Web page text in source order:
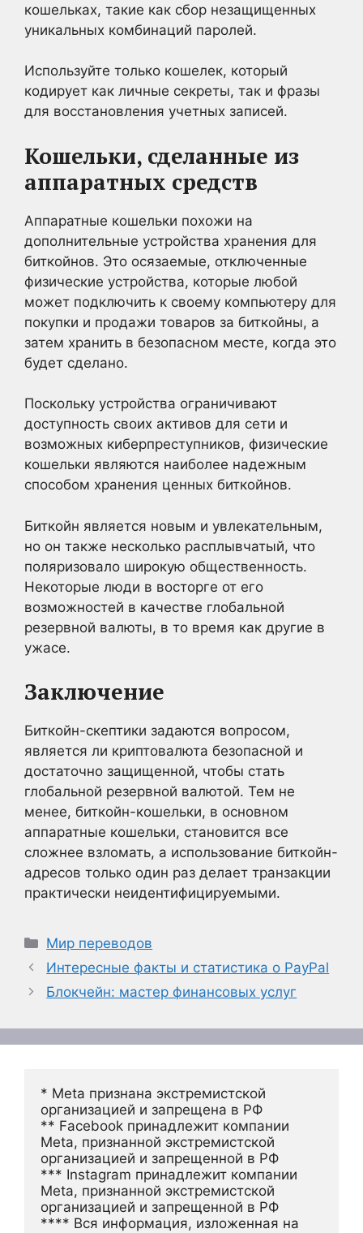
кошельках, такие как сбор незащищенных
уникальных комбинаций паролей.
Используйте только кошелек, который
кодирует как личные секреты, так и фразы
для восстановления учетных записей.
Кошельки, сделанные из
аппаратных средств
Аппаратные кошельки похожи на
дополнительные устройства хранения для
биткойнов. Это осязаемые, отключенные
физические устройства, которые любой
может подключить к своему компьютеру для
покупки и продажи товаров за биткойны, а
затем хранить в безопасном месте, когда это
будет сделано.
Поскольку устройства ограничивают
доступность своих активов для сети и
возможных киберпреступников, физические
кошельки являются наиболее надежным
способом хранения ценных биткойнов.
Биткойн является новым и увлекательным,
но он также несколько расплывчатый, что
поляризовало широкую общественность.
Некоторые люди в восторге от его
возможностей в качестве глобальной
резервной валюты, в то время как другие в
ужасе.
Заключение
Биткойн-скептики задаются вопросом,
является ли криптовалюта безопасной и
достаточно защищенной, чтобы стать
глобальной резервной валютой. Тем не
менее, биткойн-кошельки, в основном
аппаратные кошельки, становится все
сложнее взломать, а использование биткойн-
адресов только один раз делает транзакции
практически неидентифицируемыми.
Рубрики
Мир переводов
Интересные факты и статистика о PayPal
Блокчейн: мастер финансовых услуг
* Meta признана экстремистской
организацией и запрещена в РФ
** Facebook принадлежит компании
Meta, признанной экстремистской
организацией и запрещенной в РФ
*** Instagram принадлежит компании
Meta, признанной экстремистской
организацией и запрещенной в РФ
**** Вся информация, изложенная на